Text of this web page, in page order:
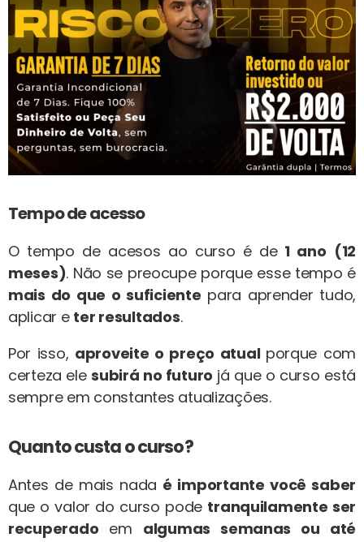
Tempo de acesso
O tempo de acesos ao curso é de1 ano (12
meses). Não se preocupe porque esse tempo é
mais do que o suficiente para aprender tudo,
aplicar e ter resultados.
Por isso, aproveite o preço atual porque com
certeza elesubirá no futuro já que o curso está
sempre em constantes atualizações.
Quanto custa o curso?
Antes de mais nada é importante você saber
que o valor do curso pode tranquilamente ser
recuperado em algumas semanas ou até